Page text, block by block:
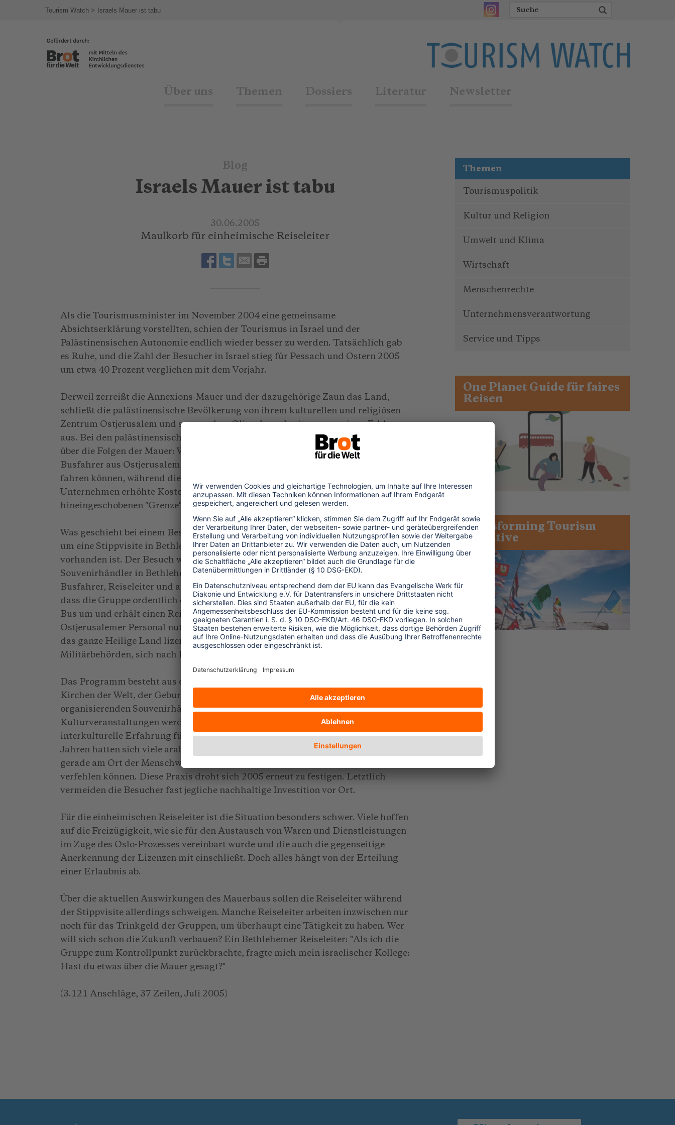
Tourism Watch Israels Mauer ist tabu
Über uns Themen Dossiers Literatur Newsletter
Blog
Israels Mauer ist tabu
30.06.2005
Maulkorb für einheimische Reiseleiter
Als die Tourismusminister im November 2004 eine gemeinsame
Absichtserklärung vorstellten, schien der Tourismus in Israel und der
Palästinensischen Autonomie endlich wieder besser zu werden. Tatsächlich gab
es Ruhe, und die Zahl der Besucher in Israel stieg für Pessach und Ostern 2005
um etwa 40 Prozent verglichen mit dem Vorjahr.
Derweil zerreißt die Annexions-Mauer und der dazugehörige Zaun das Land,
schließt die palästinensische Bevölkerung von ihrem kulturellen und religiösen
Zentrum Ostjerusalem und so manchen Olivenbaumbesitzer von seinen Feldern
aus. Bei den palästinensischen Tourismusunternehmen wächst die Unsicherheit
über die Folgen der Mauer: Werden eines Tages sogar die palästinensischen
Busfahrer aus Ostjerusalem nur bis zum neuen Terminal im Norden Bethlehems
fahren können, während die Touristen umsteigen müssen? Muss das
Unternehmen erhöhte Kosten an der neu befestigten und nach Bethlehem
hineingeschobenen "Grenze" kalkulieren?
Was geschieht bei einem Besuch in Bethlehem heute? Meistens handelt es sich
um eine Stippvisite in Bethlehem, wie er in den Pilgerprogrammen als ein Muss
vorhanden ist. Der Besuch wird organisiert und bezahlt von einem großen
Souvenirhändler in Bethlehem. Für jede Gruppe erhält die israelische Seite,
Busfahrer, Reiseleiter und auch die Agentur eine Kommission, in der Hoffnung,
dass die Gruppe ordentlich einkaufen wird. Die Gruppe steigt in einen lokalen
Bus um und erhält einen Reiseleiter aus Bethlehem, sofern sie nicht
Ostjerusalemer Personal nutzt. Die Bethlehemer Reiseleiter sind meistens für
das ganze Heilige Land lizenziert, erhalten aber keine Erlaubnis der israelischen
Militärbehörden, sich nach Israel oder Ostjerusalem zu begeben.
Das Programm besteht aus einem Kurzbesuch in einer der ältesten arbeitenden
Kirchen der Welt, der Geburtskirche, und aus einem Stopp beim jeweils
organisierenden Souvenirhändler. Die 1999 sanierte Altstadt oder gar
Kulturveranstaltungen werden nicht besucht, geschweige denn eine
interkulturelle Erfahrung für die Reisenden ermöglicht. Schon in den 90er
Jahren hatten sich viele arabische Christen gewundert, wie die pilgernden Gäste
gerade am Ort der Menschwerdung Gottes ihre Mitmenschen so gründlich
verfehlen können. Diese Praxis droht sich 2005 erneut zu festigen. Letztlich
vermeiden die Besucher fast jegliche nachhaltige Investition vor Ort.
Für die einheimischen Reiseleiter ist die Situation besonders schwer. Viele hoffen
auf die Freizügigkeit, wie sie für den Austausch von Waren und Dienstleistungen
im Zuge des Oslo-Prozesses vereinbart wurde und die auch die gegenseitige
Anerkennung der Lizenzen mit einschließt. Doch alles hängt von der Erteilung
einer Erlaubnis ab.
Über die aktuellen Auswirkungen des Mauerbaus sollen die Reiseleiter während
der Stippvisite allerdings schweigen. Manche Reiseleiter arbeiten inzwischen nur
noch für das Trinkgeld der Gruppen, um überhaupt eine Tätigkeit zu haben. Wer
will sich schon die Zukunft verbauen? Ein Bethlehemer Reiseleiter: "Als ich die
Gruppe zum Kontrollpunkt zurückbrachte, fragte mich mein israelischer Kollege:
Hast du etwas über die Mauer gesagt?"
(3.121 Anschläge, 37 Zeilen, Juli 2005)
Themen
Tourismuspolitik
Kultur und Religion
Umwelt und Klima
Wirtschaft
Menschenrechte
Unternehmensverantwortung
Service und Tipps
One Planet Guide für faires
Reisen
Transforming Tourism
Initiative